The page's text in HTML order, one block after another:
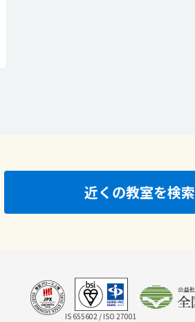
近くの教室を検索
IS 655602 / ISO 27001